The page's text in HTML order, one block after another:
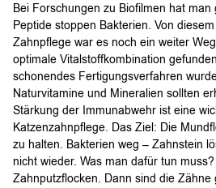
Bei Forschungen zu Biofilmen hat
Peptide stoppen Bakterien. Von
Zahnpflege war es noch ein weiter
optimale Vitalstoffkombination
schonendes Fertigungsverfahren
Naturvitamine und Mineralien sollten
Stärkung der Immunabwehr ist eine
Katzenzahnpflege. Das Ziel: Die
zu halten. Bakterien weg – Zahnstein
nicht wieder. Was man dafür tun
Zahnputzflocken. Dann sind die Zähne